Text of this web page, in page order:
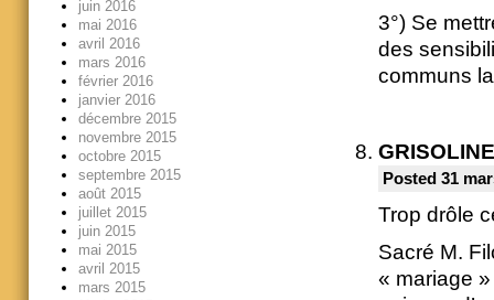
3°) Se
des
communs
GRISOLINE
Posted 31
Trop drôle
Sacré M.
« mariage
juin 2016
mai 2016
avril 2016
mars 2016
février 2016
janvier 2016
décembre 2015
novembre 2015
octobre 2015
septembre 2015
août 2015
juillet 2015
juin 2015
mai 2015
avril 2015
mars 2015